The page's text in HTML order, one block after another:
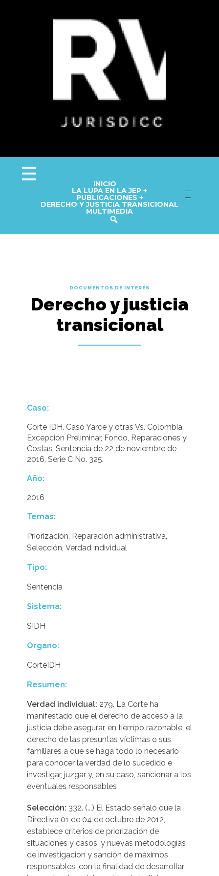
INICIO
LA LUPA EN LA JEP +
Seguimiento a macrocasos
Fichas técnicas
Cápsulas informativas
PUBLICACIONES +
Informes del Observatorio
Repositorio
DERECHO Y JUSTICIA TRANSICIONAL
MULTIMEDIA
DOCUMENTOS DE INTERÉS
Derecho y justicia
transicional
Caso:
Corte IDH. Caso Yarce y otras Vs. Colombia.
Excepción Preliminar, Fondo, Reparaciones y
Costas. Sentencia de 22 de noviembre de
2016. Serie C No. 325.
Año:
2016
Temas:
Priorización, Reparación administrativa,
Selección, Verdad individual
Tipo:
Sentencia
Sistema:
SIDH
Organo:
CorteIDH
Resumen:
Verdad individual: 279. La Corte ha
manifestado que el derecho de acceso a la
justicia debe asegurar, en tiempo razonable, el
derecho de las presuntas víctimas o sus
familiares a que se haga todo lo necesario
para conocer la verdad de lo sucedido e
investigar, juzgar y, en su caso, sancionar a los
eventuales responsables
Selección: 332. (...) El Estado señaló que la
Directiva 01 de 04 de octubre de 2012,
establece criterios de priorización de
situaciones y casos, y nuevas metodologías
de investigación y sanción de máximos
responsables, con la finalidad de desarrollar